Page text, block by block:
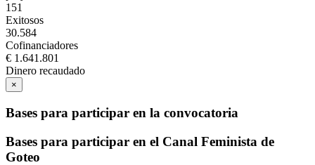
151
Exitosos
30.584
Cofinanciadores
€ 1.641.801
Dinero recaudado
×
Bases para participar en la convocatoria
Bases para participar en el Canal Feminista de
Goteo